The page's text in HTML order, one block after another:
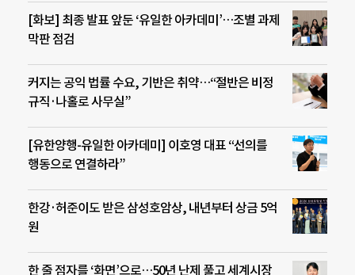
[화보] 최종 발표 앞둔 ‘유일한 아카데미’…조별 과제
막판 점검
커지는 공익 법률 수요, 기반은 취약…“절반은 비정
규직·나홀로 사무실”
[유한양행-유일한 아카데미] 이호영 대표 “선의를
행동으로 연결하라”
한강·허준이도 받은 삼성호암상, 내년부터 상금 5억
원
한 줄 점자를 ‘화면’으로…50년 난제 풀고 세계시장